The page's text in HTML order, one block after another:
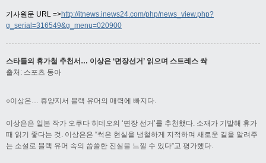
기사원문 URL =>http://itnews.inews24.com/php/news_view.php?
g_serial=316549&g_menu=020900
스타들의 휴가철 추천서… 이상은 ‘면장선거’ 읽으며 스트레스 싹
출처: 스포츠 동아
○이상은… 휴양지서 블랙 유머의 매력에 빠지다.
이상은은 일본 작가 오쿠다 히데오의 ‘면장 선거’를 추천했다. 소재가 기발해 휴가
때 읽기 좋다는 것. 이상은은 “썩은 현실을 냉철하게 지적하며 새로운 길을 알려주
는 소설로 블랙 유머 속의 씁쓸한 진실을 느낄 수 있다”고 평가했다.